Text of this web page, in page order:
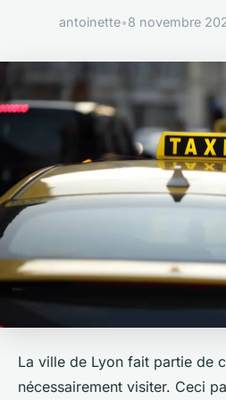
antoinette•8 novembre
La ville de Lyon fait partie de
nécessairement visiter. Ceci